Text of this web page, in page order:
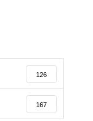
126
167